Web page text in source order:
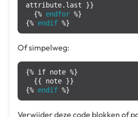
attribute.last }}
  {%
endfor %}
{% endif %}
Of simpelweg:
{% if note %}
{% endif %}
Verwijder deze code blokken of